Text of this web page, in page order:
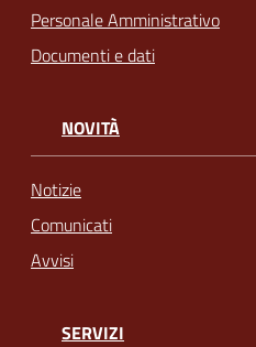
Personale Amministrativo
Documenti e dati
NOVITÀ
Notizie
Comunicati
Avvisi
SERVIZI